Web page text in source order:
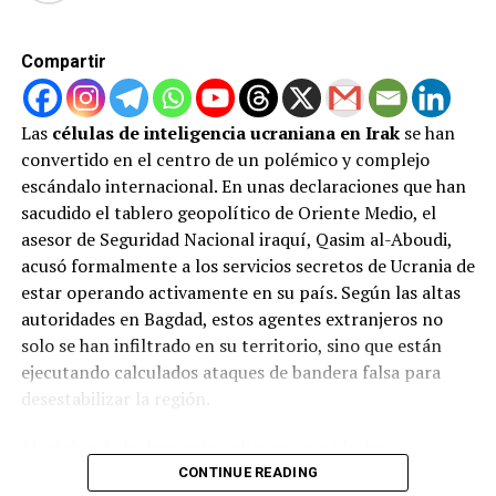
ha sido constantemente vulnerada y que el control
territorial continúa expandiéndose.
La fractura diplomática: entre el
desarme de Hamás y las exigencias
de Israel
El conflicto atraviesa un momento sumamente complejo
en el ámbito político. Mientras el gobierno
estadounidense anunció avances para que Hamás
entregue su armamento a un nuevo gobierno
tecnocrático palestino, las posiciones de ambas partes
se encuentran diametralmente opuestas:
Postura de Hamás:El grupo declaró su
disposición a entregar las armas únicamente si
Compartir
Las células de inteligencia ucraniana en Irakse han
convertido en el centro de un polémico y complejo
escándalo internacional. En unas declaraciones que han
sacudido el tablero geopolítico de Oriente Medio, el
asesor de Seguridad Nacional iraquí, Qasim al-Aboudi,
acusó formalmente a los servicios secretos de Ucrania de
estar operando activamente en su país. Según las altas
autoridades en Bagdad, estos agentes extranjeros no
solo se han infiltrado en su territorio, sino que están
ejecutando calculados ataques de bandera falsa para
desestabilizar la región.
sumamente peligrosa: la atribución engañosa. Al-Aboudi
CONTINUE READING